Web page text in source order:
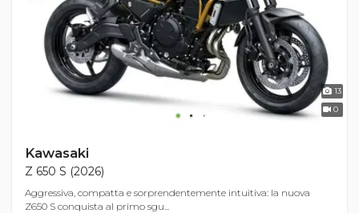
13
0
Kawasaki
Z 650 S (2026)
Aggressiva, compatta e sorprendentemente intuitiva: la nuova
Z650 S conquista al primo sgu...